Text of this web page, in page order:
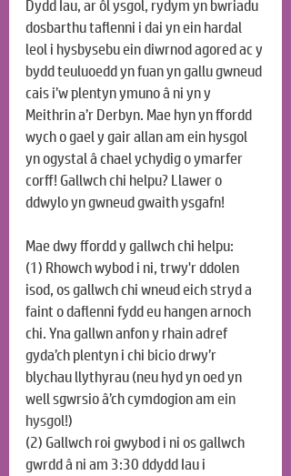
Dydd Iau, ar ôl ysgol, rydym yn bwriadu
dosbarthu taflenni i dai yn ein hardal
leol i hysbysebu ein diwrnod agored ac y
bydd teuluoedd yn fuan yn gallu gwneud
cais i’w plentyn ymuno â ni yn y
Meithrin a’r Derbyn. Mae hyn yn ffordd
wych o gael y gair allan am ein hysgol
yn ogystal â chael ychydig o ymarfer
corff! Gallwch chi helpu? Llawer o
ddwylo yn gwneud gwaith ysgafn!
Mae dwy ffordd y gallwch chi helpu:
(1) Rhowch wybod i ni, trwy'r ddolen
isod, os gallwch chi wneud eich stryd a
faint o daflenni fydd eu hangen arnoch
chi. Yna gallwn anfon y rhain adref
gyda’ch plentyn i chi bicio drwy’r
blychau llythyrau (neu hyd yn oed yn
well sgwrsio â’ch cymdogion am ein
hysgol!)
(2) Gallwch roi gwybod i ni os gallwch
gwrdd â ni am 3:30 ddydd Iau i